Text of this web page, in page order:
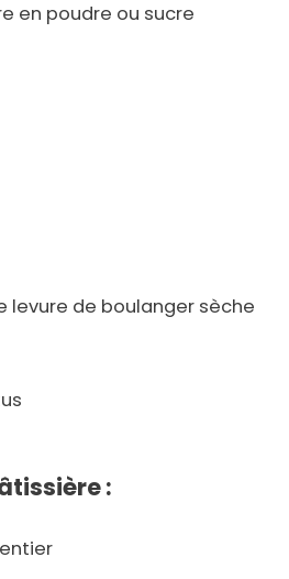
en poudre ou sucre
levure de boulanger sèche
: